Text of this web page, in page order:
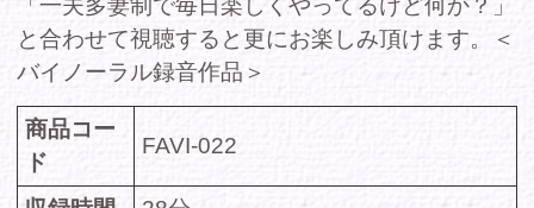
レーベル
-
シリーズ
バーチャルダイブ
ジャンル
出演
者/cast
高橋里彩子
価格(税
込)
定価 580円